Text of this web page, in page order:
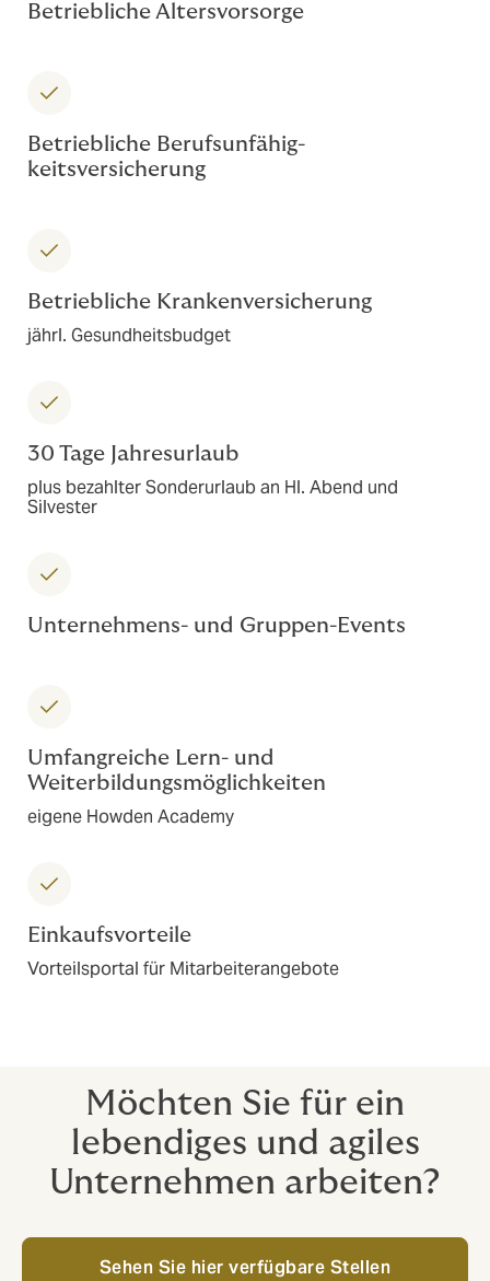
Betriebliche Altersvorsorge
Betriebliche Berufsunfähig-
keitsversicherung
Betriebliche Krankenversicherung
jährl. Gesundheitsbudget
30 Tage Jahresurlaub
plus bezahlter Sonderurlaub an Hl. Abend und
Silvester
Unternehmens- und Gruppen-Events
Umfangreiche Lern- und
Weiterbildungsmöglichkeiten
eigene Howden Academy
Einkaufsvorteile
Vorteilsportal für Mitarbeiterangebote
Möchten Sie für ein
lebendiges und agiles
Unternehmen arbeiten?
Sehen Sie hier verfügbare Stellen